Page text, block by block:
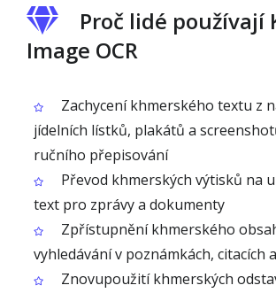
Proč lidé používají
Image OCR
Zachycení khmerského textu z
jídelních lístků, plakátů a
ručního přepisování
Převod khmerských výtisků na
text pro zprávy a dokumenty
Zpřístupnění khmerského
vyhledávání v poznámkách, citacích
Znovupoužití khmerských